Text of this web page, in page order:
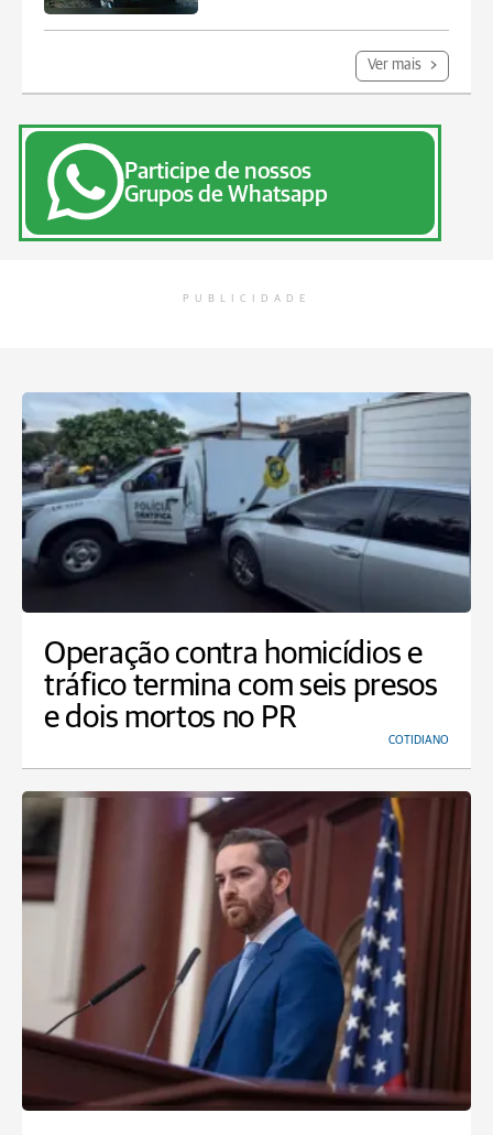
Ver mais
Participe de nossos
Grupos de Whatsapp
PUBLICIDADE
Operação contra homicídios e
tráfico termina com seis presos
e dois mortos no PR
COTIDIANO